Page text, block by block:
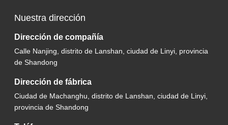
Nuestra dirección
Dirección de compañía
Calle Nanjing, distrito de Lanshan, ciudad de Linyi, provincia
de Shandong
Dirección de fábrica
Ciudad de Machanghu, distrito de Lanshan, ciudad de Linyi,
provincia de Shandong